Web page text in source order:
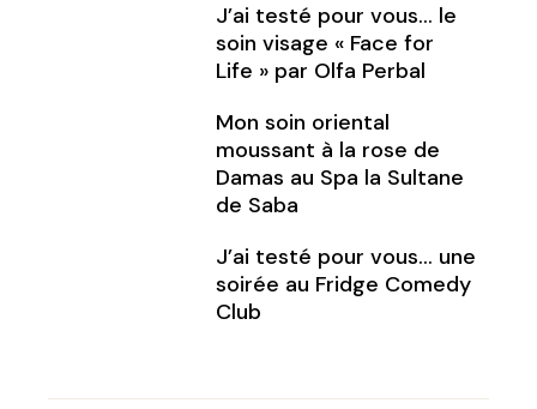
J’ai testé pour vous… le
soin visage « Face for
Life » par Olfa Perbal
Mon soin oriental
moussant à la rose de
Damas au Spa la Sultane
de Saba
J’ai testé pour vous… une
soirée au Fridge Comedy
Club